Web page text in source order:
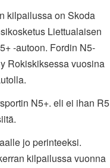
kilpailussa on Skoda
Liettualaisen
-autoon. Fordin N5-
Rokiskiksessa vuosina
N5+. eli ei ihan R5
jo perinteeksi.
kilpailussa vuonna